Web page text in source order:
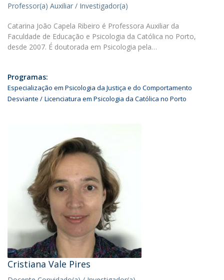
Professor(a) Auxiliar / Investigador(a)
Catarina João Capela Ribeiro é Professora Auxiliar da
Faculdade de Educação e Psicologia da Católica no Porto,
desde 2007. É doutorada em Psicologia pela…
Programas:
Especialização em Psicologia da Justiça e do Comportamento
Desviante
Licenciatura em Psicologia da Católica no Porto
Cristiana Vale Pires